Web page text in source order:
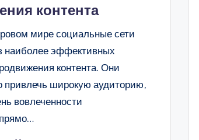
контента
мире социальные сети
наиболее эффективных
контента. Они
привлечь широкую аудиторию,
вовлеченности